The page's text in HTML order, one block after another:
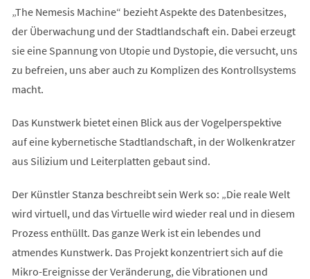
„The Nemesis Machine“ bezieht Aspekte des Datenbesitzes,
der Überwachung und der Stadtlandschaft ein. Dabei erzeugt
sie eine Spannung von Utopie und Dystopie, die versucht, uns
zu befreien, uns aber auch zu Komplizen des Kontrollsystems
macht.
Das Kunstwerk bietet einen Blick aus der Vogelperspektive
auf eine kybernetische Stadtlandschaft, in der Wolkenkratzer
aus Silizium und Leiterplatten gebaut sind.
Der Künstler Stanza beschreibt sein Werk so: „Die reale Welt
wird virtuell, und das Virtuelle wird wieder real und in diesem
Prozess enthüllt. Das ganze Werk ist ein lebendes und
atmendes Kunstwerk. Das Projekt konzentriert sich auf die
Mikro-Ereignisse der Veränderung, die Vibrationen und